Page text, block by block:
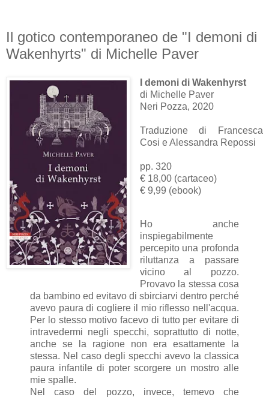
Il gotico contemporaneo de "I demoni di
Wakenhyrts" di Michelle Paver
I demoni di Wakenhyrst
di Michelle Paver
Neri Pozza, 2020
Traduzione di Francesca
Cosi e Alessandra Repossi
pp. 320
€ 18,00 (cartaceo)
€ 9,99 (ebook)
Ho anche
inspiegabilmente
percepito una profonda
riluttanza a passare
vicino al pozzo.
Provavo la stessa cosa
da bambino ed evitavo di sbirciarvi dentro perché
avevo paura di cogliere il mio riflesso nell'acqua.
Per lo stesso motivo facevo di tutto per evitare di
intravedermi negli specchi, soprattutto di notte,
anche se la ragione non era esattamente la
stessa. Nel caso degli specchi avevo la classica
paura infantile di poter scorgere un mostro alle
mie spalle.
Nel caso del pozzo, invece, temevo che